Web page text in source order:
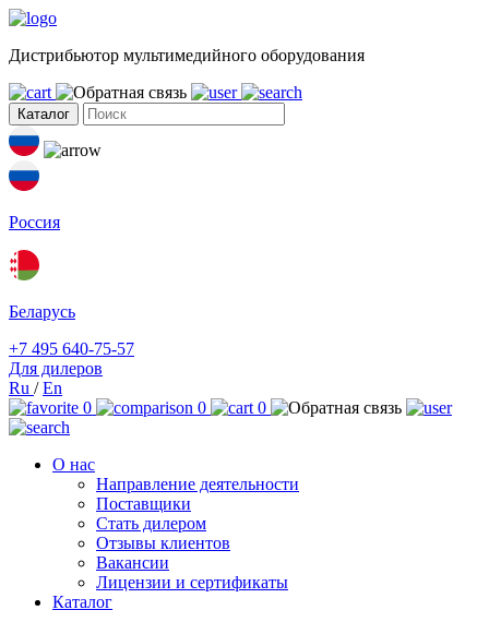
Дистрибьютор мультимедийного оборудования
Каталог
Россия
Беларусь
+7 495 640-75-57
Для дилеров
Ru /En
0
0 0
О нас
Направление деятельности
Поставщики
Стать дилером
Отзывы клиентов
Вакансии
Лицензии и сертификаты
Каталог